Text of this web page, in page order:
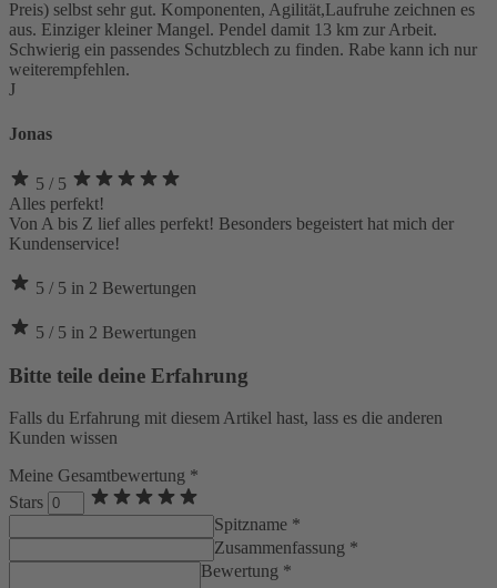
Preis) selbst sehr gut. Komponenten, Agilität,Laufruhe zeichnen es
aus. Einziger kleiner Mangel. Pendel damit 13 km zur Arbeit.
Schwierig ein passendes Schutzblech zu finden. Rabe kann ich nur
weiterempfehlen.
J
Jonas
5 / 5
Alles perfekt!
Von A bis Z lief alles perfekt! Besonders begeistert hat mich der
Kundenservice!
5 / 5 in 2 Bewertungen
5 / 5 in 2 Bewertungen
Bitte teile deine Erfahrung
Falls du Erfahrung mit diesem Artikel hast, lass es die anderen
Kunden wissen
Meine Gesamtbewertung *
Stars
Spitzname *
Zusammenfassung *
Bewertung *